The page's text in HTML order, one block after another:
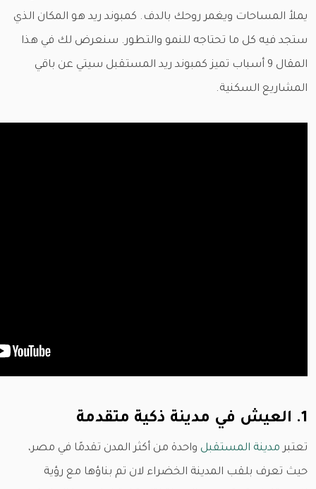
يملأ المساحات ويغمر روحك بالدف. كمبوند ريد هو المكان الذي
ستجد فيه كل ما تحتاجه للنمو والتطور. سنعرض لك في هذا
المقال 9 أسباب تميز كمبوند ريد المستقبل سيتي عن باقي
المشاريع السكنية.
1. العيش في مدينة ذكية متقدمة
تعتبر مدينة المستقبل واحدة من أكثر المدن تقدمًا في مصر،
حيث تعرف بلقب المدينة الخضراء لان تم بناؤها مع رؤية